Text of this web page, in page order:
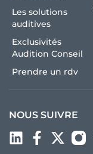
Les solutions
auditives
Exclusivités
Audition Conseil
Prendre un rdv
NOUS SUIVRE